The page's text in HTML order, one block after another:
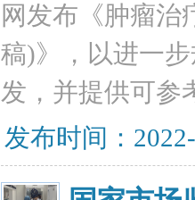
网发布《肿瘤治
稿)》，以进一
发，并提供可参
发布时间：